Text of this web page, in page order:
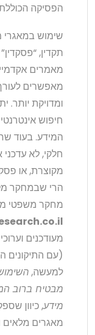
הפסיקה
שימוש במאגרי
תקדין,
מאמרים
מאפשרים
ומדויקת יותר.
חיפוש
המידע. בעוד
חלקי, לא
מקוצרת, או
הרי שבמחקר
מחקר משפטי
מעודכנים
(עם התיקונים
למעשה,
מבטיח ברוב
מידע, כיוון
מאגרים מלאים